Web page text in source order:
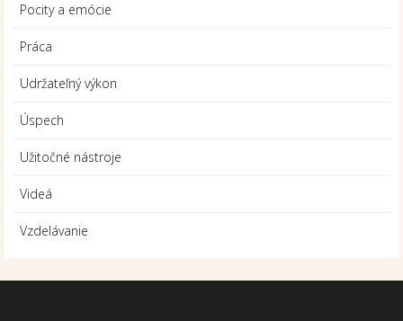
Pocity a emócie
Práca
Udržateľný výkon
Úspech
Užitočné nástroje
Videá
Vzdelávanie